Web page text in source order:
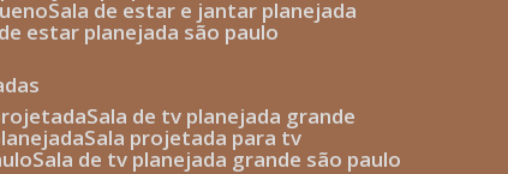
sala de estar e jantar planejada
de estar planejada são paulo
sala de tv planejada grande
sala projetada para tv
sala de tv planejada grande são paulo